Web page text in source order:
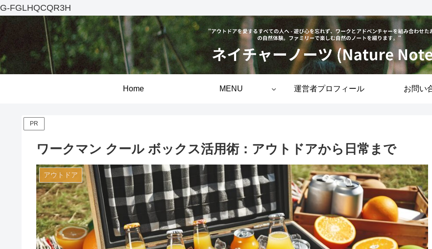
G-FGLHQCQR3H
Home MENU 運営者プロフィール お問い
PR
ワークマン クール ボックス活用術：アウトドアから日常まで
アウトドア